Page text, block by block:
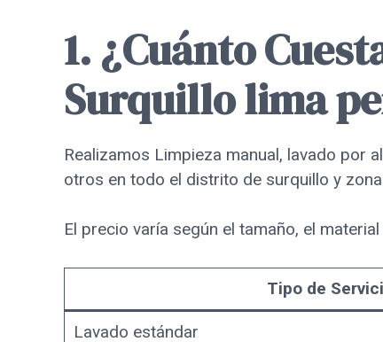
1. ¿Cuánto
Surquillo lima
Realizamos Limpieza manual, lavado por
otros en todo el distrito de surquillo y
El precio varía según el tamaño, el
Tipo de
Lavado estándar